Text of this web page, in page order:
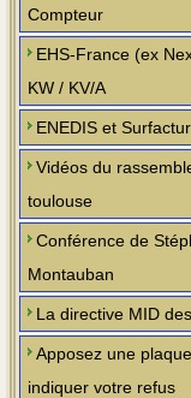
Compteur
EHS-France (ex
KW / KV/A
ENEDIS et
Vidéos du
toulouse
Conférence de
Montauban
La directive MID
Apposez une
indiquer votre refus